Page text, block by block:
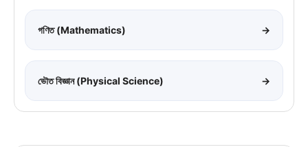
গণিত (Mathematics) →
ভৌত বিজ্ঞান (Physical Science) →